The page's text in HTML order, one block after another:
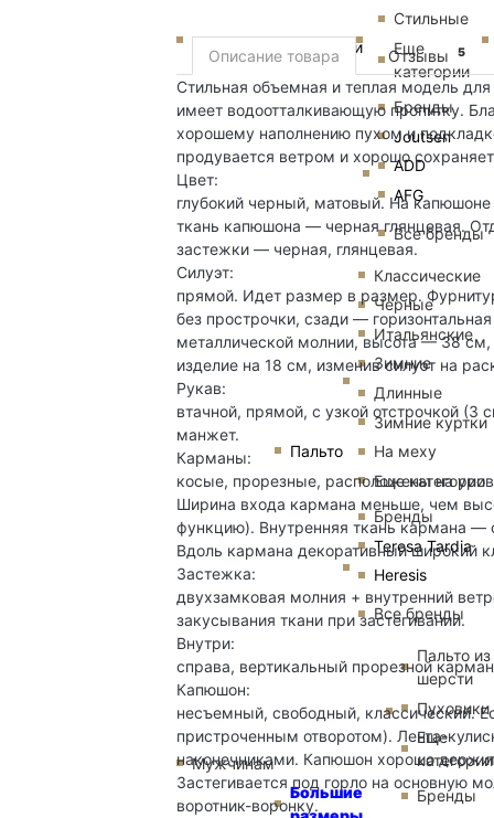
Мужчинам
Пуховики
Стильные
Еще
категории
Бренды
Joutsen
ADD
AFG
Все бренды
Пальто
Классические
Черные
Итальянские
Зимние
Длинные
Зимние куртки
На меху
Еще категории
Бренды
Teresa Tardia
Heresis
Все бренды
Большие
Пальто из
шерсти
Пуховики
Еще
категории
Бренды
Описание товара Отзывы 5
Стильная объемная и теплая модель
имеет водоотталкивающую пропитку.
хорошему наполнению пухом и
продувается ветром и хорошо
Цвет:
глубокий черный, матовый. На
ткань капюшона — черная глянцевая.
застежки — черная, глянцевая.
Силуэт:
прямой. Идет размер в размер.
без прострочки, сзади —
металлической молнии, высота — 38
изделие на 18 см, изменив силуэт на
Рукав:
втачной, прямой, с узкой отстрочкой
манжет.
Карманы:
косые, прорезные, расположены на
Ширина входа кармана меньше, чем
функцию). Внутренняя ткань кармана —
Вдоль кармана декоративный широкий
Застежка:
двухзамковая молния + внутренний
закусывания ткани при застегивании.
Внутри:
справа, вертикальный прорезной
Капюшон:
несъемный, свободный, классический.
пристроченным отворотом). Лента-
наконечниками. Капюшон хорошо
Застегивается под горло на основную
воротник-воронку.